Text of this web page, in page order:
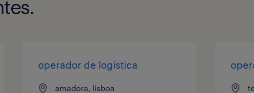
operador de logística
amadora, lisboa